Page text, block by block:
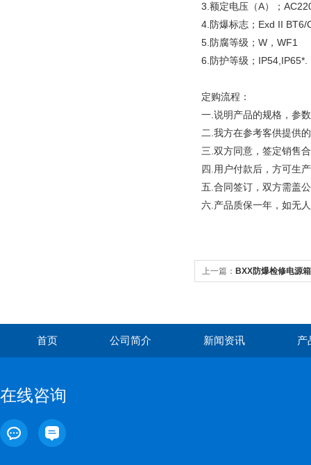
3.额定电压（A）；
4.防爆标志；Exd II BT6/
5.防腐等级；W，WF1
6.防护等级；IP54,IP65*.
定购流程：
一.说明产品的规格，参
二.我方在参考客供提供
三.双方同意，签定销售
四.用户付款后，方可生
五.合同签订，双方需盖
六.产品质保一年，如无
上一篇： BXX防爆检修电源箱
首页 公司简介 新闻资讯 产
在线咨询